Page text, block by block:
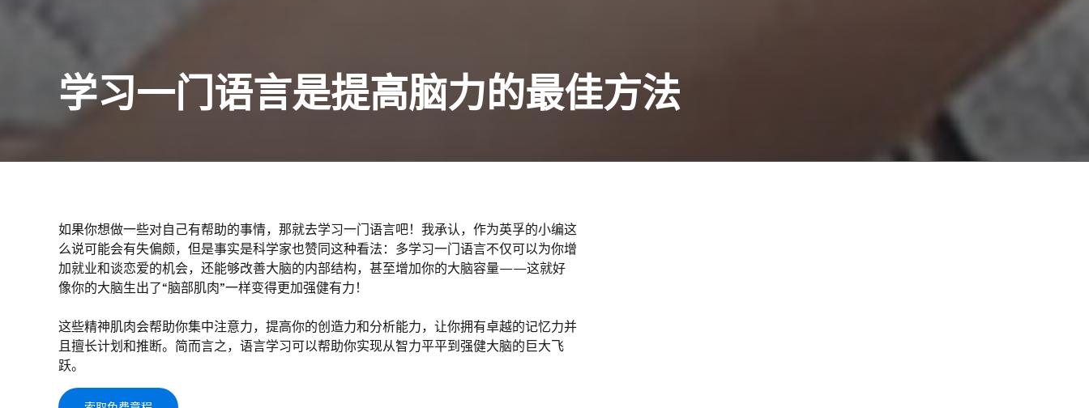
学习一门语言是提高脑力的最佳方法
如果你想做一些对自己有帮助的事情，那就去学习一门语言吧！我承认，作为英孚的小编这
么说可能会有失偏颇，但是事实是科学家也赞同这种看法：多学习一门语言不仅可以为你增
加就业和谈恋爱的机会，还能够改善大脑的内部结构，甚至增加你的大脑容量——这就好
像你的大脑生出了“脑部肌肉”一样变得更加强健有力！
这些精神肌肉会帮助你集中注意力，提高你的创造力和分析能力，让你拥有卓越的记忆力并
且擅长计划和推断。简而言之，语言学习可以帮助你实现从智力平平到强健大脑的巨大飞
跃。